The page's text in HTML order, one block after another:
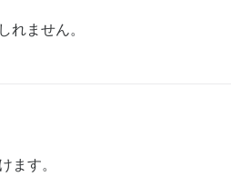
れません。
ます。